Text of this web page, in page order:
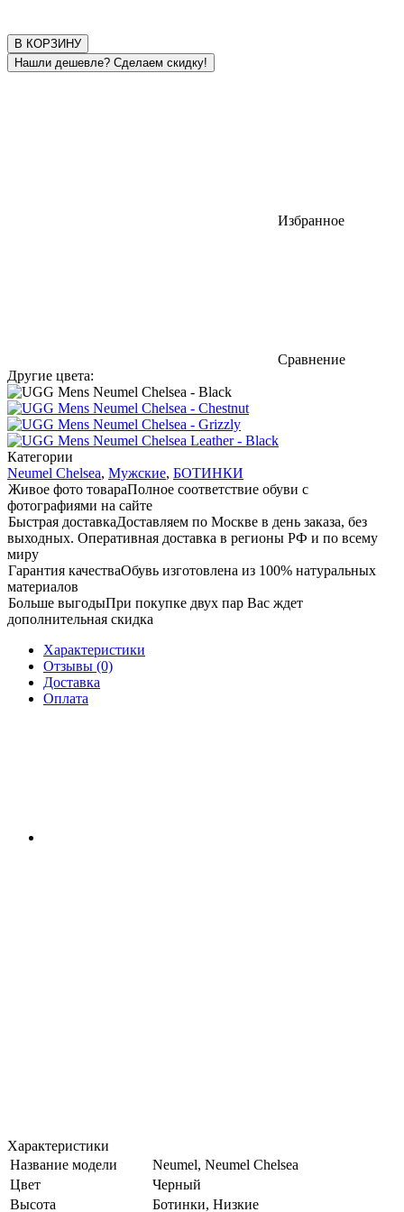
В КОРЗИНУ
Избранное
Сравнение
Другие цвета:
Категории
Neumel Chelsea, Мужские, БОТИНКИ
Живое фото товараПолное соответствие обуви с
фотографиями на сайте
Быстрая доставкаДоставляем по Москве в день заказа, без
выходных. Оперативная доставка в регионы РФ и по всему
миру
Гарантия качестваОбувь изготовлена из 100% натуральных
материалов
Больше выгодыПри покупке двух пар Вас ждет
дополнительная скидка
Характеристики
Отзывы (0)
Доставка
Оплата
Характеристики
Название модели
Neumel, Neumel Chelsea
Цвет
Черный
Высота
Ботинки, Низкие